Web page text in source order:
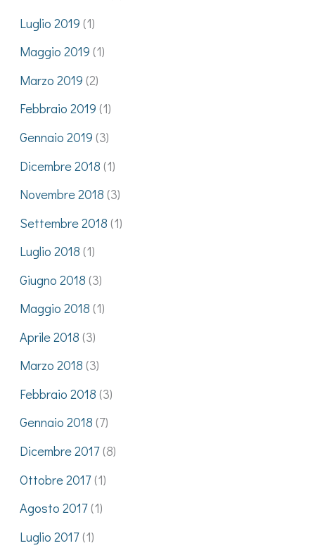
Luglio 2019 (1)
Maggio 2019 (1)
Marzo 2019 (2)
Febbraio 2019 (1)
Gennaio 2019 (3)
Dicembre 2018 (1)
Novembre 2018 (3)
Settembre 2018 (1)
Luglio 2018 (1)
Giugno 2018 (3)
Maggio 2018 (1)
Aprile 2018 (3)
Marzo 2018 (3)
Febbraio 2018 (3)
Gennaio 2018 (7)
Dicembre 2017(8)
Ottobre 2017(1)
Agosto 2017(1)
Luglio 2017(1)